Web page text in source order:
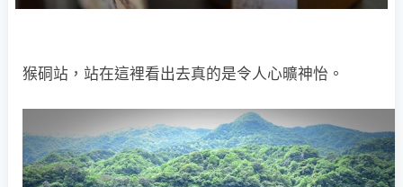
猴硐站，站在這裡看出去真的是令人心曠神怡。